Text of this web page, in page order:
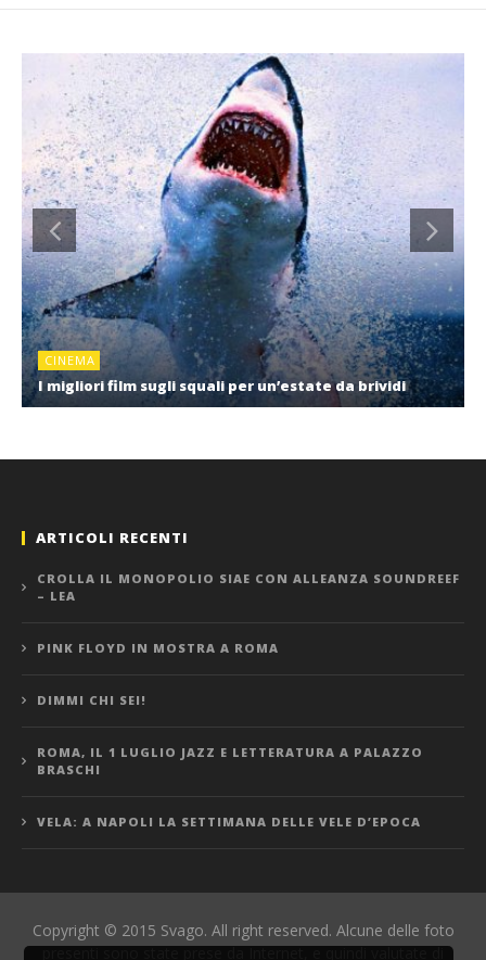
CINEMA
I migliori film sugli squali per un’estate da brividi
ARTICOLI RECENTI
CROLLA IL MONOPOLIO SIAE CON ALLEANZA SOUNDREEF
– LEA
PINK FLOYD IN MOSTRA A ROMA
DIMMI CHI SEI!
ROMA, IL 1 LUGLIO JAZZ E LETTERATURA A PALAZZO
BRASCHI
VELA: A NAPOLI LA SETTIMANA DELLE VELE D’EPOCA
Copyright © 2015 Svago. All right reserved. Alcune delle foto